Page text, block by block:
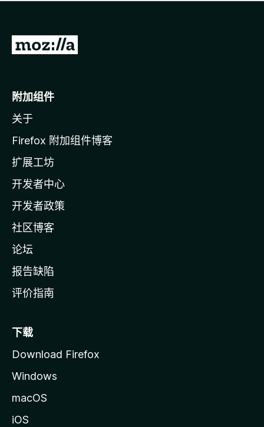
无
转
o
i
l
a
主
页
附加组件
关于
Firefox 附加组件博客
扩展工坊
开发者中心
开发者政策
社区博客
论坛
报告缺陷
评价指南
下载
Download Firefox
Windows
macOS
iOS